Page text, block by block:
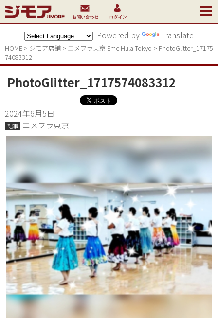
Powered by Translate
HOME > ジモア店舗 > エメフラ東京 Eme Hula Tokyo > PhotoGlitter_17175
74083312
PhotoGlitter_1717574083312
2024年6月5日
記事 エメフラ東京